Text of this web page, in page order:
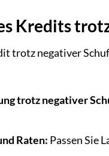
Kredits
trotz negativer
trotz negativer
Raten: Passen Sie